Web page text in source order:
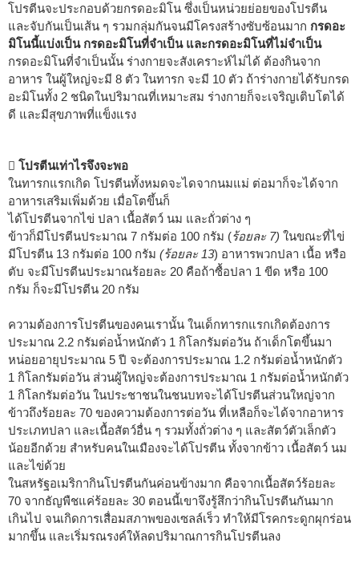
โปรตีนจะประกอบด้วยกรดอะมิโน ซึ่งเป็นหน่วยย่อยของโปรตีน
และจับกันเป็นเส้น ๆ รวมกลุ่มกันจนมีโครงสร้างซับซ้อนมาก กรดอะ
มิโนนี้แบ่งเป็น กรดอะมิโนที่จำเป็น และกรดอะมิโนที่ไม่จำเป็น
กรดอะมิโนที่จำเป็นนั้น ร่างกายจะสังเคราะห์ไม่ได้ ต้องกินจาก
อาหาร ในผู้ใหญ่จะมี 8 ตัว ในทารก จะมี 10 ตัว ถ้าร่างกายได้รับกรด
อะมิโนทั้ง 2 ชนิดในปริมาณที่เหมาะสม ร่างกายก็จะเจริญเติบโตได้
ดี และมีสุขภาพที่แข็งแรง
 โปรตีนเท่าไรจึงจะพอ
ในทารกแรกเกิด โปรตีนทั้งหมดจะไดจากนมแม่ ต่อมาก็จะได้จาก
อาหารเสริมเพิ่มด้วย เมื่อโตขึ้นก็
ได้โปรตีนจากไข่ ปลา เนื้อสัตว์ นม และถั่วต่าง ๆ
ข้าวก็มีโปรตีนประมาณ 7 กรัมต่อ 100 กรัม (ร้อยละ 7) ในขณะที่ไข่
มีโปรตีน 13 กรัมต่อ 100 กรัม (ร้อยละ 13) อาหารพวกปลา เนื้อ หรือ
ตับ จะมีโปรตีนประมาณร้อยละ 20 คือถ้าซื้อปลา 1 ขีด หรือ 100
กรัม ก็จะมีโปรตีน 20 กรัม
ความต้องการโปรตีนของคนเรานั้น ในเด็กทารกแรกเกิดต้องการ
ประมาณ 2.2 กรัมต่อน้ำหนักตัว 1 กิโลกรัมต่อวัน ถ้าเด็กโตขึ้นมา
หน่อยอายุประมาณ 5 ปี จะต้องการประมาณ 1.2 กรัมต่อน้ำหนักตัว
1 กิโลกรัมต่อวัน ส่วนผู้ใหญ่จะต้องการประมาณ 1 กรัมต่อน้ำหนักตัว
1 กิโลกรัมต่อวัน ในประชาชนในชนบทจะได้โปรตีนส่วนใหญ่จาก
ข้าวถึงร้อยละ 70 ของความต้องการต่อวัน ที่เหลือก็จะได้จากอาหาร
ประเภทปลา และเนื้อสัตว์อื่น ๆ รวมทั้งถั่วต่าง ๆ และสัตว์ตัวเล็กตัว
น้อยอีกด้วย สำหรับคนในเมืองจะได้โปรตีน ทั้งจากข้าว เนื้อสัตว์ นม
และไข่ด้วย
ในสหรัฐอเมริกากินโปรตีนกันค่อนข้างมาก คือจากเนื้อสัตว์ร้อยละ
70 จากธัญพืชแค่ร้อยละ 30 ตอนนี้เขาจึงรู้สึกว่ากินโปรตีนกันมาก
เกินไป จนเกิดการเสื่อมสภาพของเซลล์เร็ว ทำให้มีโรคกระดูกผุกร่อน
มากขึ้น และเริ่มรณรงค์ให้ลดปริมาณการกินโปรตีนลง